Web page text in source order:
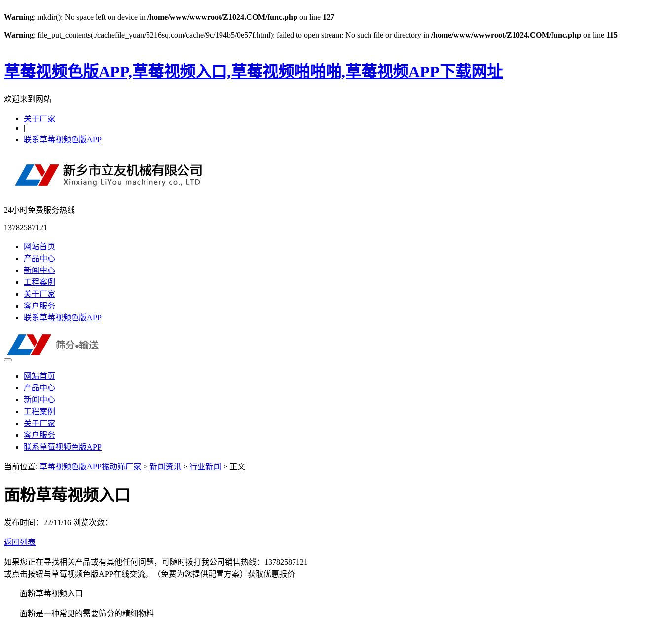
Warning: mkdir(): No space left on device in /home/www/wwwroot/Z1024.COM/func.php on line 127
Warning: file_put_contents(./cachefile_yuan/5216sq.com/cache/9c/194b5/0e57f.html): failed to open stream: No such file or directory in /home/www/wwwroot/Z1024.COM/func.php on line 115
草莓视频色版APP,草莓视频入口,草莓视频啪啪啪,草莓视频APP下载网址
欢迎来到网站
关于厂家
|
联系草莓视频色版APP
24小时免费服务热线
13782587121
网站首页
产品中心
新闻中心
工程案例
关于厂家
客户服务
联系草莓视频色版APP
网站首页
产品中心
新闻中心
工程案例
关于厂家
客户服务
联系草莓视频色版APP
当前位置: 草莓视频色版APP振动筛厂家 > 新闻资讯 > 行业新闻 > 正文
面粉草莓视频入口
发布时间：22/11/16 浏览次数：
返回列表
如果您正在寻找相关产品或有其他任何问题，可随时拨打我公司销售热线： 13782587121
或点击按钮与草莓视频色版APP在线交流。（免费为您提供配置方案） 获取优惠报价
面粉草莓视频入口
面粉是一种常见的需要筛分的精细物料